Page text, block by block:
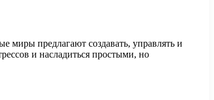
миры предлагают создавать, управлять и
и насладиться простыми, но